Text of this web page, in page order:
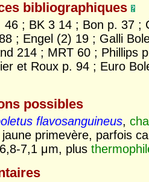
bibliographiques
46 ; BK 3 14 ; Bon p. 37 ;
; Engel (2) 19 ; Galli
214 ; MRT 60 ; Phillips
et Roux p. 94 ; Euro
possibles
flavosanguineus,
primevère, parfois
6,8-7,1 μm, plus